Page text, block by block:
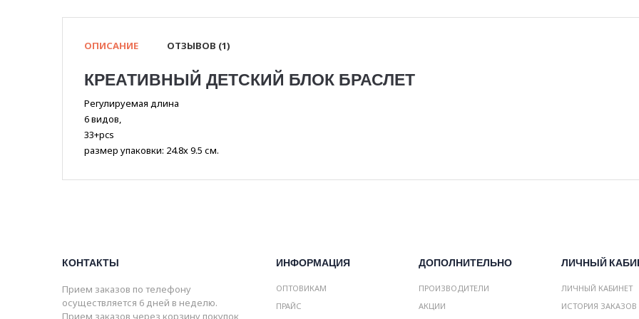
ОПИСАНИЕ ОТЗЫВОВ (1)
КРЕАТИВНЫЙ ДЕТСКИЙ БЛОК БРАСЛЕТ
Регулируемая длина
6 видов,
33+pcs
размер упаковки: 24.8х 9.5 см.
КОНТАКТЫ
Прием заказов по телефону
осуществляется 6 дней в неделю.
Прием заказов через корзину покупок
ИНФОРМАЦИЯ
ОПТОВИКАМ
ПРАЙС
ДОПОЛНИТЕЛЬНО
ПРОИЗВОДИТЕЛИ
АКЦИИ
ЛИЧНЫЙ
ЛИЧНЫЙ КАБИНЕТ
ИСТОРИЯ ЗАКАЗОВ